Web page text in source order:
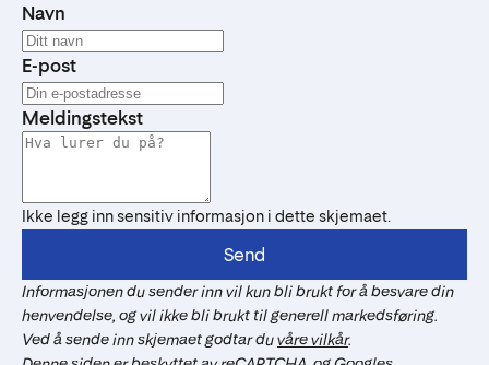
Navn
E-post
Meldingstekst
Ikke legg inn sensitiv informasjon i dette skjemaet.
Informasjonen du sender inn vil kun bli brukt for å besvare din
henvendelse, og vil ikke bli brukt til generell markedsføring.
Ved å sende inn skjemaet godtar duvåre vilkår.
Send